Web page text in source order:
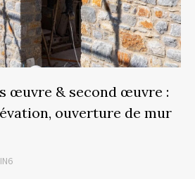
œuvre & second œuvre :
ouverture de mur